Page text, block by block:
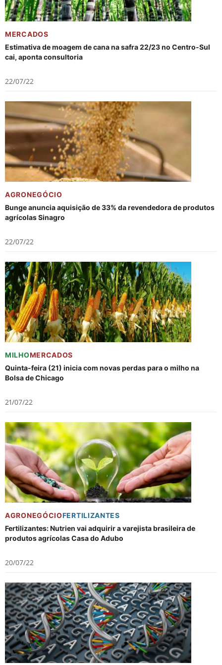
MERCADOS
Estimativa de moagem de cana na safra 22/23 no Centro-Sul
cai, aponta consultoria
22/07/22
AGRONEGÓCIO
Bunge anuncia aquisição de 33% da revendedora de produtos
agrícolas Sinagro
22/07/22
MILHOMERCADOS
Quinta-feira (21) inicia com novas perdas para o milho na
Bolsa de Chicago
21/07/22
AGRONEGÓCIOFERTILIZANTES
Fertilizantes: Nutrien vai adquirir a varejista brasileira de
produtos agrícolas Casa do Adubo
20/07/22